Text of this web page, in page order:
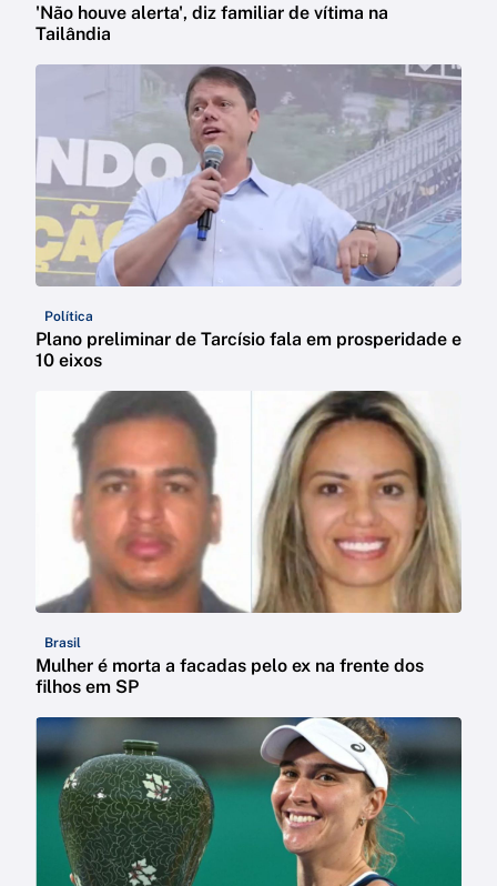
'Não houve alerta', diz familiar de vítima na
Tailândia
Política
Plano preliminar de Tarcísio fala em prosperidade e
10 eixos
Brasil
Mulher é morta a facadas pelo ex na frente dos
filhos em SP